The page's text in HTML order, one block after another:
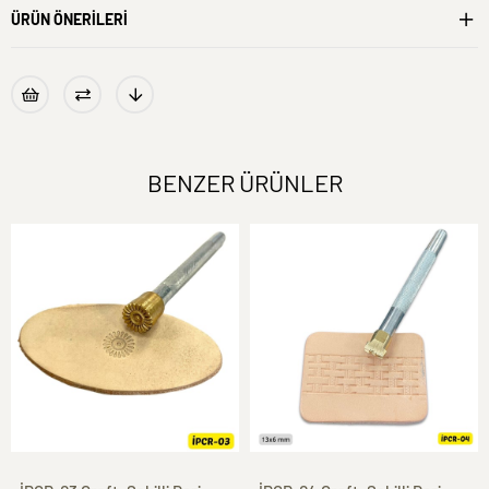
ÜRÜN ÖNERILERI
BENZER ÜRÜNLER